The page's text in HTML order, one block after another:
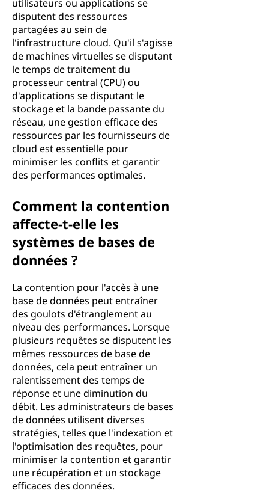
utilisateurs ou applications se
disputent des ressources
partagées au sein de
l'infrastructure cloud. Qu'il s'agisse
de machines virtuelles se disputant
le temps de traitement du
processeur central (CPU) ou
d'applications se disputant le
stockage et la bande passante du
réseau, une gestion efficace des
ressources par les fournisseurs de
cloud est essentielle pour
minimiser les conflits et garantir
des performances optimales.
Comment la contention
affecte-t-elle les
systèmes de bases de
données ?
La contention pour l'accès à une
base de données peut entraîner
des goulots d'étranglement au
niveau des performances. Lorsque
plusieurs requêtes se disputent les
mêmes ressources de base de
données, cela peut entraîner un
ralentissement des temps de
réponse et une diminution du
débit. Les administrateurs de bases
de données utilisent diverses
stratégies, telles que l'indexation et
l'optimisation des requêtes, pour
minimiser la contention et garantir
une récupération et un stockage
efficaces des données.